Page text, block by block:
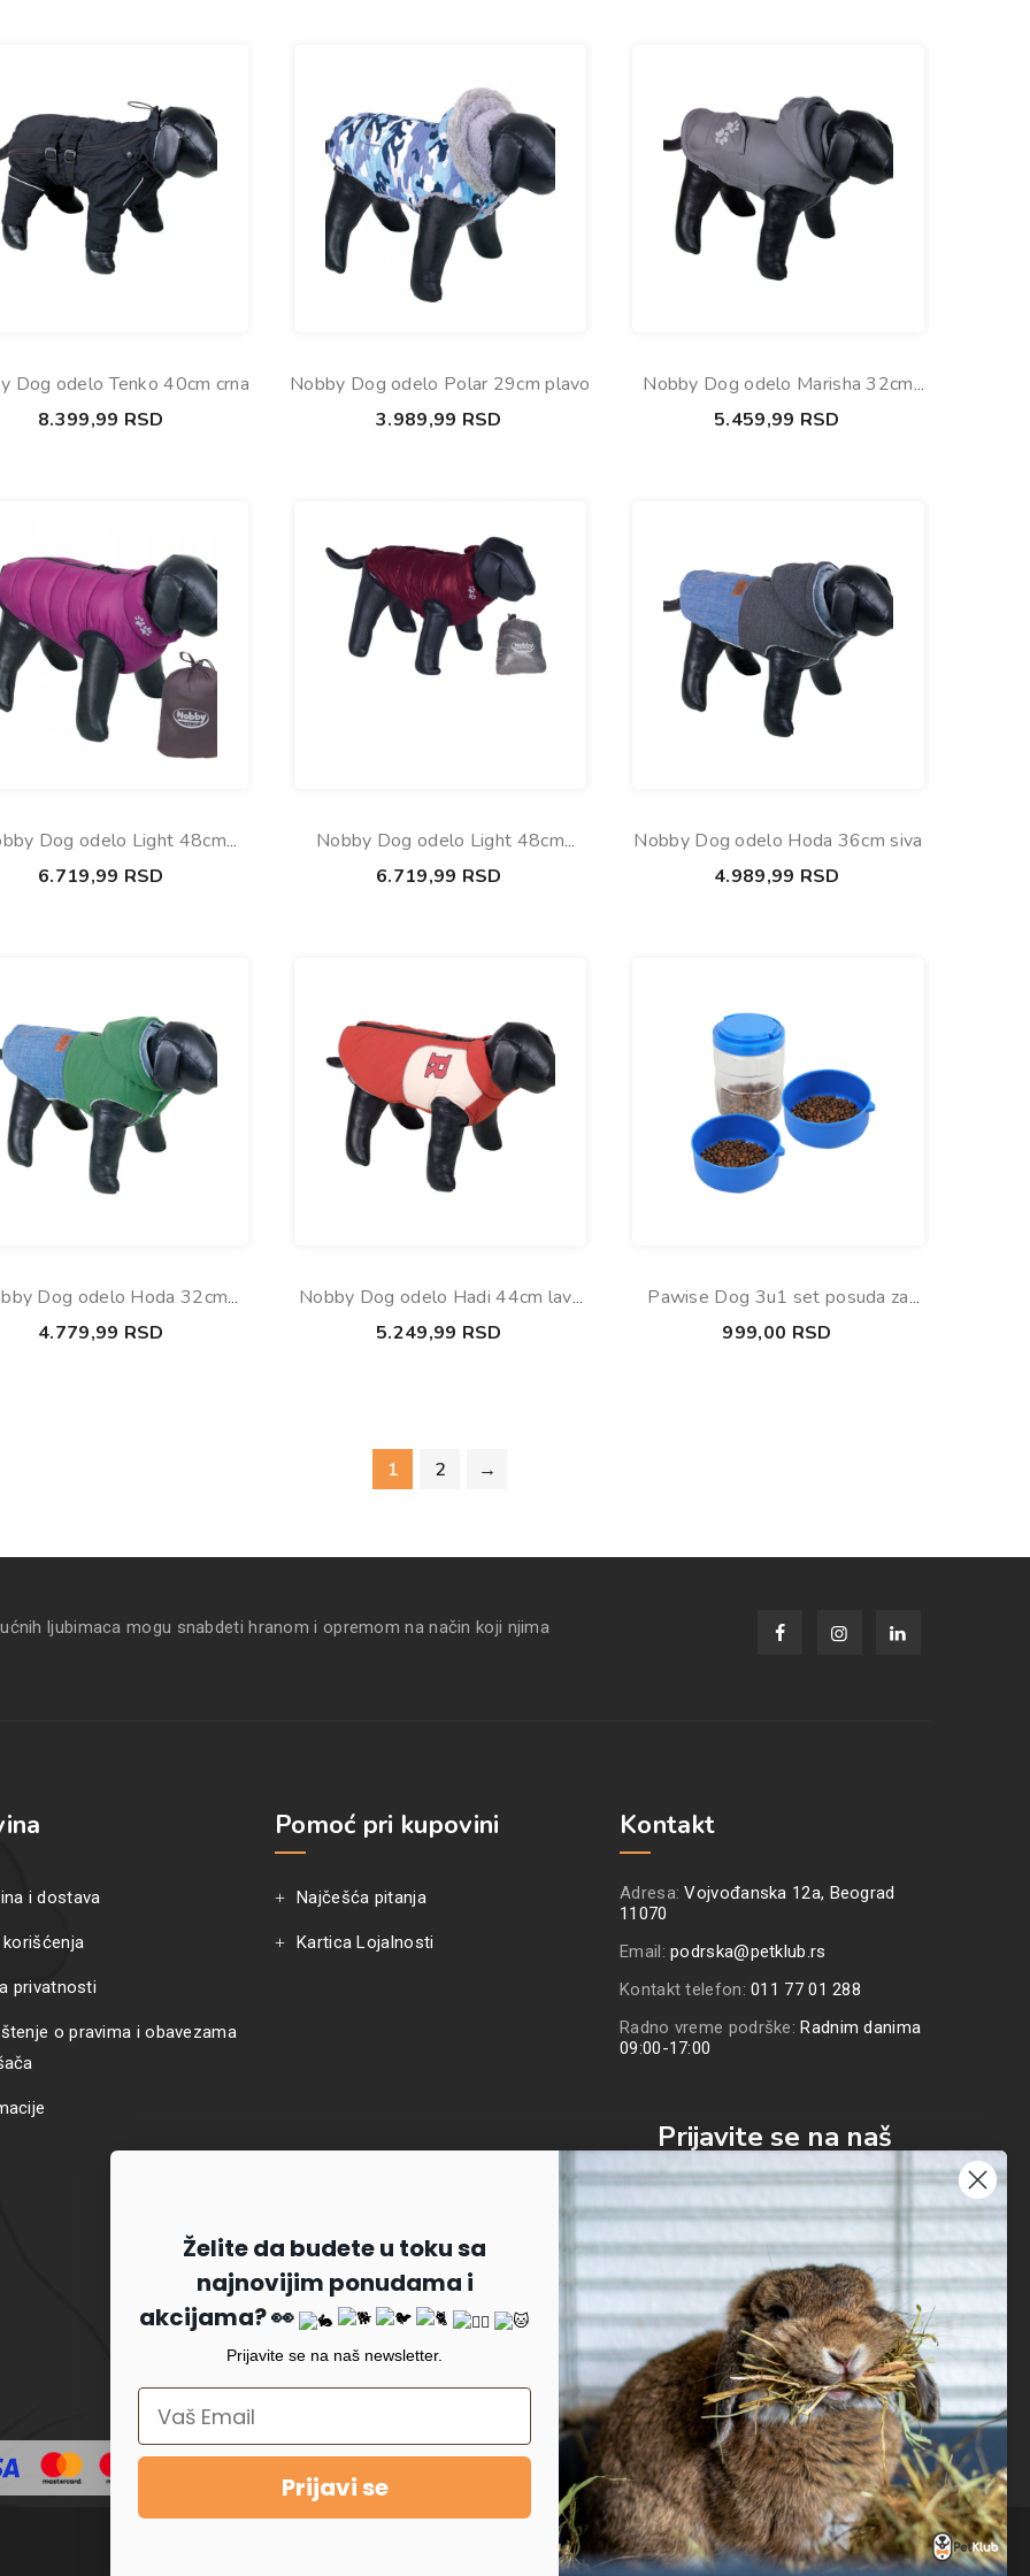
Dog odelo Tenko 40cm crna
8.399,99 RSD
Nobby Dog odelo Polar 29cm plavo
3.989,99 RSD
Nobby Dog odelo Marisha 32cm
siva
5.459,99 RSD
Dog odelo Light 48cm
ljubicasta-braon
6.719,99 RSD
Nobby Dog odelo Light 48cm
dvostrano bordo-sivo
6.719,99 RSD
Nobby Dog odelo Hoda 36cm siva
4.989,99 RSD
Dog odelo Hoda 32cm
zelena
4.779,99 RSD
Nobby Dog odelo Hadi 44cm lava
crveno
5.249,99 RSD
Pawise Dog 3u1 set posuda za
putovanje 12.5×12.5x17cm
999,00 RSD
1 2 →
ljubimaca mogu snabdeti hranom i opremom na način koji njima
i dostava
korišćenja
privatnosti
o pravima i obavezama
Pomoć pri kupovini
Najčešća pitanja
Kartica Lojalnosti
Kontakt
Adresa:Vojvođanska 12a, Beograd
11070
Email:podrska@petklub.rs
Kontakt telefon:011 77 01 288
Radno vreme podrške:Radnim danima
09:00-17:00
Prijavite se na naš
newsletter
Prijavi se
Želite da budete u toku sa
najnovijim ponudama i
akcijama? 👀
Prijavite se na naš newsletter.
Prijavi se